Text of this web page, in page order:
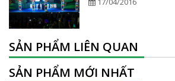
SẢN PHẨM LIÊN QUAN
SẢN PHẨM MỚI NHẤT